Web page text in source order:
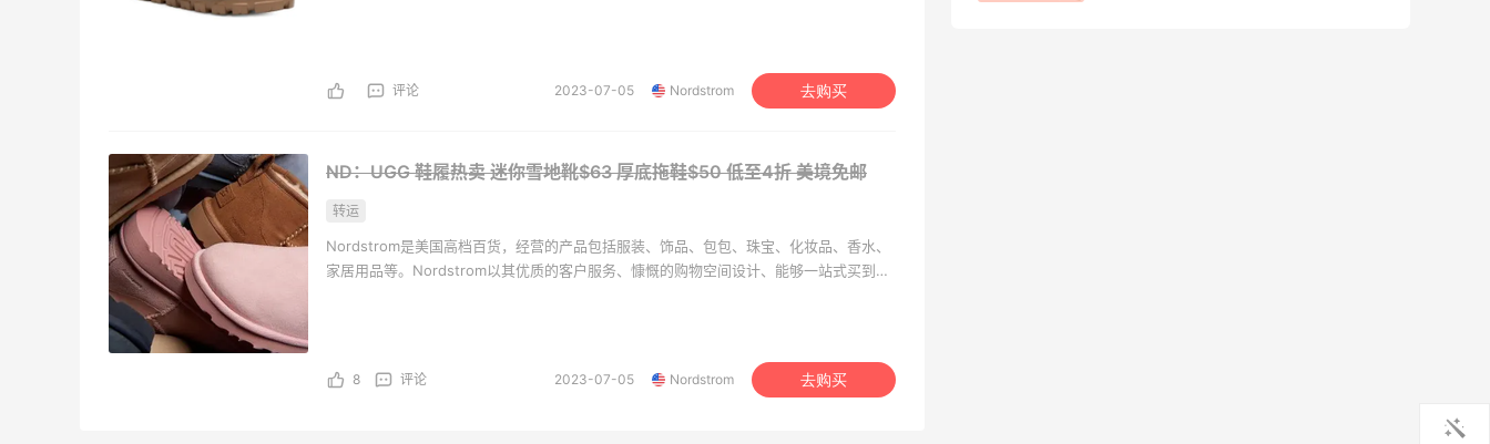
评论 2023-07-05 Nordstrom 去购买
ND：UGG 鞋履热卖 迷你雪地靴$63 厚底拖鞋$50低至4折 美境免邮
转运
Nordstrom是美国高档百货，经营的产品包括服装、饰品、包包、珠宝、化妆品、香水、
家居用品等。Nordstrom以其优质的客户服务、慷慨的购物空间设计、能够一站式买到所
8 评论 2023-07-05 Nordstrom 去购买